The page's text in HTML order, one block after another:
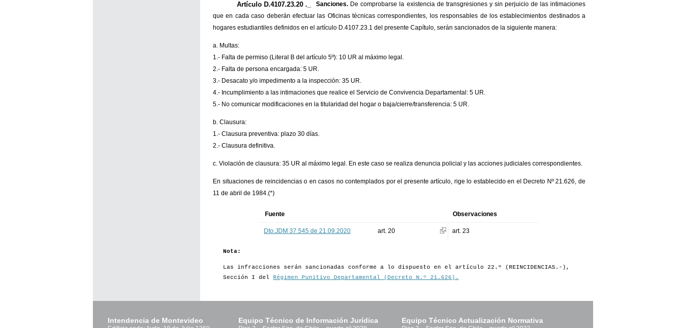
Artículo D.4107.23.20 ._ Sanciones. De comprobarse la existencia de transgresiones y sin perjuicio de las intimaciones
que en cada caso deberán efectuar las Oficinas técnicas correspondientes, los responsables de los establecimientos destinados a
hogares estudiantiles definidos en el artículo D.4107.23.1 del presente Capítulo, serán sancionados de la siguiente manera:
a. Multas:
1.- Falta de permiso (Literal B del artículo 5º): 10 UR al máximo legal.
2.- Falta de persona encargada: 5 UR.
3.- Desacato y/o impedimento a la inspección: 35 UR.
4.- Incumplimiento a las intimaciones que realice el Servicio de Convivencia Departamental: 5 UR.
5.- No comunicar modificaciones en la titularidad del hogar o baja/cierre/transferencia: 5 UR.
b. Clausura:
1.- Clausura preventiva: plazo 30 días.
2.- Clausura definitiva.
c. Violación de clausura: 35 UR al máximo legal. En este caso se realiza denuncia policial y las acciones judiciales correspondientes.
En situaciones de reincidencias o en casos no contemplados por el presente artículo, rige lo establecido en el Decreto Nº 21.626, de
11 de abril de 1984.(*)
Fuente Observaciones
Dto.JDM 37.545 de 21.09.2020 art. 20 art. 23
Nota:
Las infracciones serán sancionadas conforme a lo dispuesto en el artículo 22.º (REINCIDENCIAS.-),
Sección I del Régimen Punitivo Departamental (Decreto N.º 21.626).
Intendencia de Montevideo Equipo Técnico Actualización Normativa
Equipo Técnico de Información Jurídica